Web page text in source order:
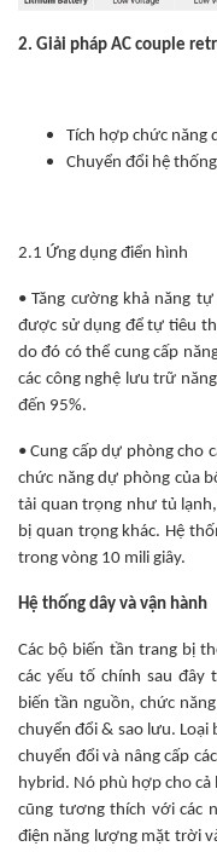
2. Giải pháp AC couple
Tích hợp chức năng
Chuyển đổi hệ
2.1 Ứng dụng điển hình
• Tăng cường khả năng
được sử dụng để tự tiêu
do đó có thể cung cấp
các công nghệ lưu trữ
đến 95%.
• Cung cấp dự phòng cho
chức năng dự phòng của
tải quan trọng như tủ
bị quan trọng khác. Hệ
trong vòng 10 mili giây.
Hệ thống dây và vận hành
Các bộ biến tần trang bị
các yếu tố chính sau
biến tần nguồn, chức
chuyển đổi & sao lưu. Loại
chuyển đổi và nâng cấp
hybrid. Nó phù hợp cho
cũng tương thích với các
điện năng lượng mặt trời